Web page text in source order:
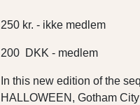
250 kr. - ikke medlem
200 DKK - medlem
In this new edition of the
HALLOWEEN, Gotham